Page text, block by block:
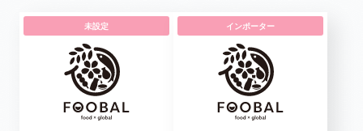
未設定 インポーター